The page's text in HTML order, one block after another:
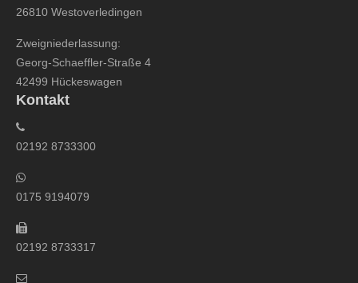
26810 Westoverledingen
Zweigniederlassung:
Georg-Schaeffler-Straße 4
42499 Hückeswagen
Kontakt
02192 8733300
0175 9194079
02192 8733317